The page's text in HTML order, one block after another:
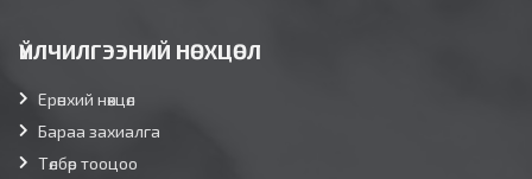
ҮЙЛЧИЛГЭЭНИЙ НӨХЦӨЛ
Ерөнхий нөхцөл
Бараа захиалга
Төлбөр тооцоо